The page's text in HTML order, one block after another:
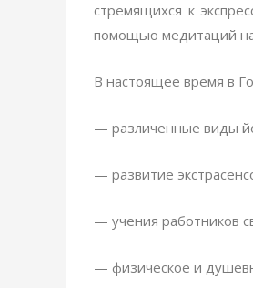
стремящихся к
помощью медитаций
В настоящее время в
— различенные виды
— развитие
— учения работников
— физическое и